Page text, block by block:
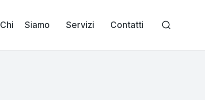
Chi Siamo Servizi Contatti